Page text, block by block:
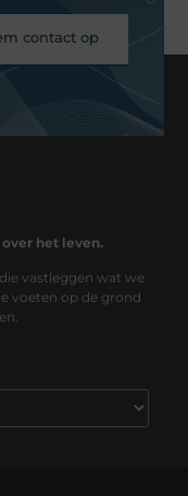
contact op
het leven.
vastleggen wat we
voeten op de grond